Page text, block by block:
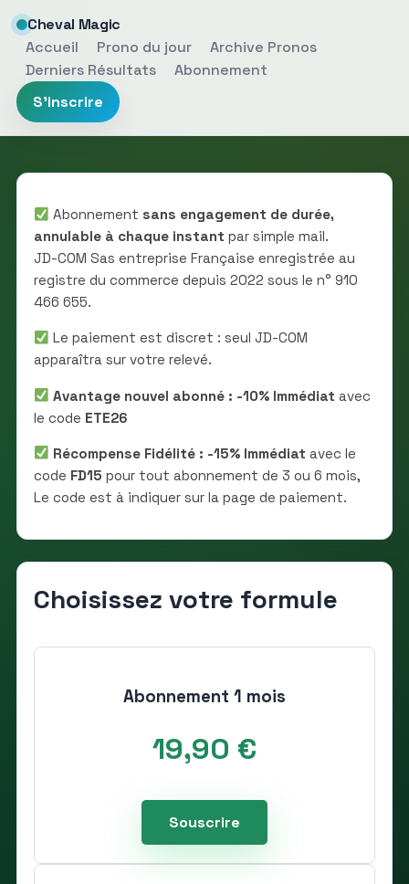
Cheval Magic
Accueil
Prono du jour
Archive Pronos
Derniers Résultats
Abonnement
S'inscrire
Abonnement sans engagement de durée,
annulable à chaque instant par simple mail.
JD-COM Sas entreprise Française enregistrée au
registre du commerce depuis 2022 sous le n° 910
466 655.
Le paiement est discret : seul JD-COM
apparaîtra sur votre relevé.
Avantage nouvel abonné : -10% Immédiat avec
le code ETE26
Récompense Fidélité : -15% Immédiat avec le
code FD15 pour tout abonnement de 3 ou 6 mois,
Le code est à indiquer sur la page de paiement.
Choisissez votre formule
Abonnement 1 mois
19,90 €
Souscrire